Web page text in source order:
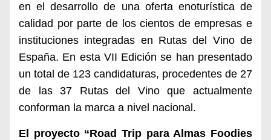
en el desarrollo de una oferta enoturística de
calidad por parte de los cientos de empresas e
instituciones integradas en Rutas del Vino de
España. En esta VII Edición se han presentado
un total de 123 candidaturas, procedentes de 27
de las 37 Rutas del Vino que actualmente
conforman la marca a nivel nacional.
El proyecto “Road Trip para Almas Foodies